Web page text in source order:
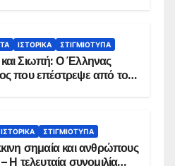
ΙΣΤΟΡΙΚΆ ΣΤΙΓΜΙΌΤΥΠΑ
Σιωπή: Ο Έλληνας
που επέστρεψε από το
ΙΣΤΟΡΙΚΆ ΣΤΙΓΜΙΌΤΥΠΑ
σημαία και ανθρώπους
Η τελευταία συνομιλία